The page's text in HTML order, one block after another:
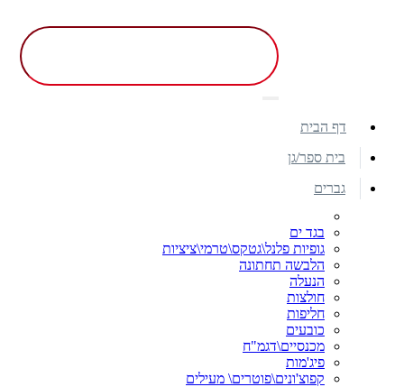
דף הבית
בית ספר/גן
גברים
בגד ים
גופיות פלנל\גטקס\טרמי\ציציות
הלבשה תחתונה
הנעלה
חולצות
חליפות
כובעים
מכנסיים\דגמ"ח
פיג'מות
קפוצ'ונים\פוטרים\ מעילים